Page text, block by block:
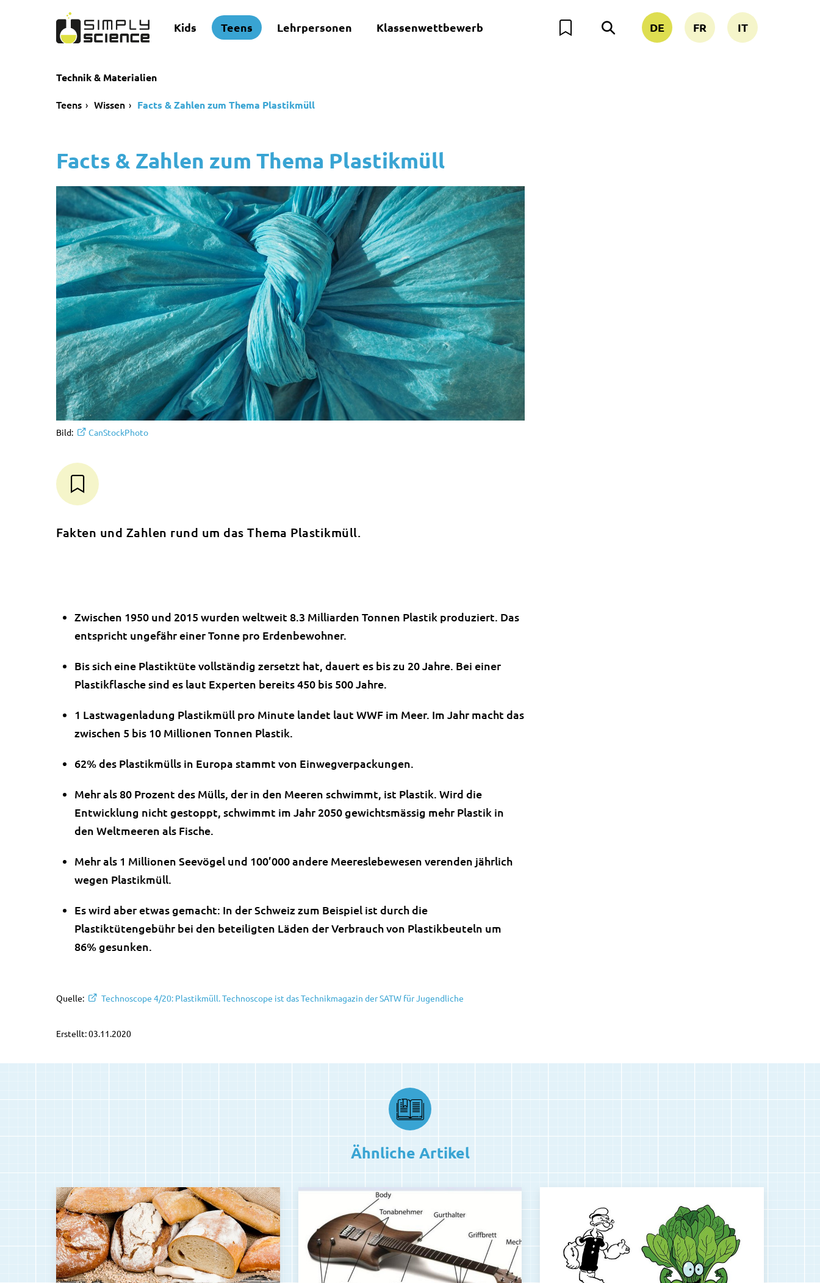
Kids Teens Lehrpersonen Klassenwettbewerb DE FR IT
Technik & Materialien
Teens Wissen Facts & Zahlen zum Thema Plastikmüll
Facts & Zahlen zum Thema Plastikmüll
Bild: CanStockPhoto
Fakten und Zahlen rund um das Thema Plastikmüll.
Zwischen 1950 und 2015 wurden weltweit 8.3 Milliarden Tonnen Plastik produziert. Das
entspricht ungefähr einer Tonne pro Erdenbewohner.
Bis sich eine Plastiktüte vollständig zersetzt hat, dauert es bis zu 20 Jahre. Bei einer
Plastikflasche sind es laut Experten bereits 450 bis 500 Jahre.
1 Lastwagenladung Plastikmüll pro Minute landet laut WWF im Meer. Im Jahr macht das
zwischen 5 bis 10 Millionen Tonnen Plastik.
62% des Plastikmülls in Europa stammt von Einwegverpackungen.
Mehr als 80 Prozent des Mülls, der in den Meeren schwimmt, ist Plastik. Wird die
Entwicklung nicht gestoppt, schwimmt im Jahr 2050 gewichtsmässig mehr Plastik in
den Weltmeeren als Fische.
Mehr als 1 Millionen Seevögel und 100’000 andere Meereslebewesen verenden jährlich
wegen Plastikmüll.
Es wird aber etwas gemacht: In der Schweiz zum Beispiel ist durch die
Plastiktütengebühr bei den beteiligten Läden der Verbrauch von Plastikbeuteln um
86% gesunken.
Quelle: Technoscope 4/20: Plastikmüll. Technoscope ist das Technikmagazin der SATW für Jugendliche
Erstellt: 03.11.2020
Ähnliche Artikel